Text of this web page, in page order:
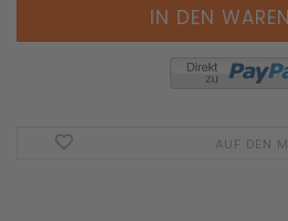
AUF DEN